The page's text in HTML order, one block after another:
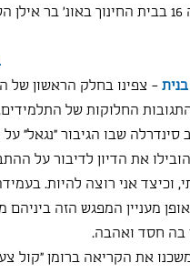
- צפינו בחלק הראשון של
החלוקות של
סינדרלה שבו הגיבור "נגאל"
את הדיון לדיבור על
וכיצד אני רוצה להיות.
מעניין המפגש הזה
בה חסד ואהבה.
את הקריאה ברומן